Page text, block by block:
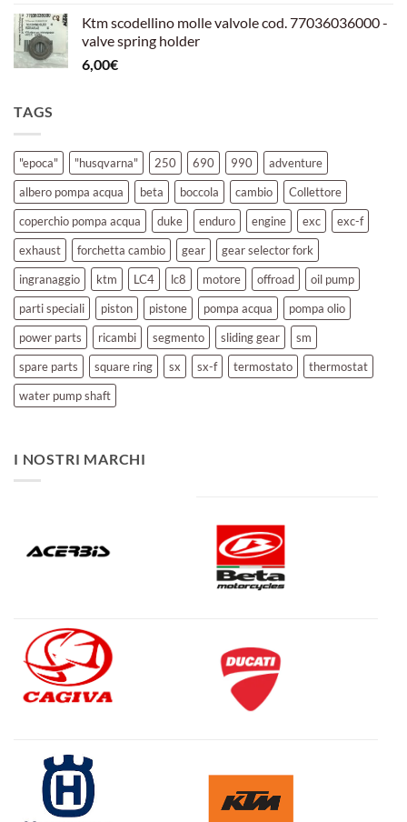
Ktm scodellino molle valvole cod. 77036036000 -
valve spring holder
6,00€
TAGS
"epoca" "husqvarna" 250 690 990
adventure
albero pompa acqua
beta boccola cambio
Collettore
coperchio pompa acqua
duke enduro engine exc
exc-f
exhaust
forchetta cambio gear
gear selector fork
ingranaggio
ktm LC4 lc8 motore offroad
oil pump
parti speciali
piston pistone pompa acqua
pompa olio
power parts
ricambi segmento sliding gear
sm
spare parts
square ring sx sx-f termostato
thermostat
water pump shaft
I NOSTRI MARCHI